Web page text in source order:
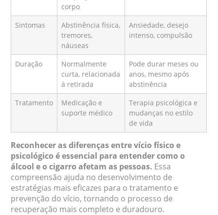
corpo
Sintomas
Abstinência física,
tremores,
náuseas
Ansiedade, desejo
intenso, compulsão
Duração
Normalmente
curta, relacionada
à retirada
Pode durar meses ou
anos, mesmo após
abstinência
Tratamento
Medicação e
suporte médico
Terapia psicológica e
mudanças no estilo
de vida
Reconhecer as diferenças entre vício físico e
psicológico é essencial para entender como o
álcool e o cigarro afetam as pessoas. Essa
compreensão ajuda no desenvolvimento de
estratégias mais eficazes para o tratamento e
prevenção do vício, tornando o processo de
recuperação mais completo e duradouro.